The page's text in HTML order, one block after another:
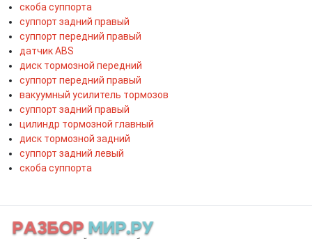
скоба суппорта
суппорт задний правый
суппорт передний правый
датчик ABS
диск тормозной передний
суппорт передний правый
вакуумный усилитель тормозов
суппорт задний правый
цилиндр тормозной главный
диск тормозной задний
суппорт задний левый
скоба суппорта